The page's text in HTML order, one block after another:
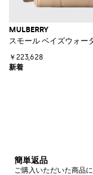
MULBERRY
スモール ベイズウォー
￥223,628
簡単返品
ご購入いただいた商品